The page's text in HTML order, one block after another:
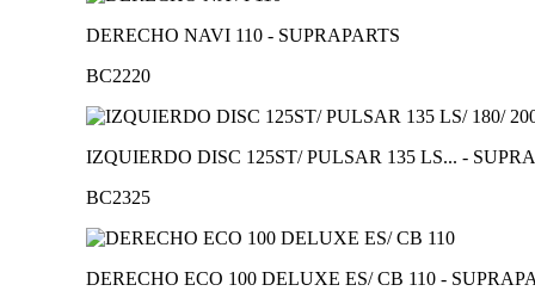
DERECHO NAVI 110 - SUPRAPARTS
BC2220
IZQUIERDO DISC 125ST/ PULSAR 135 LS... -
BC2325
DERECHO ECO 100 DELUXE ES/ CB 110 -